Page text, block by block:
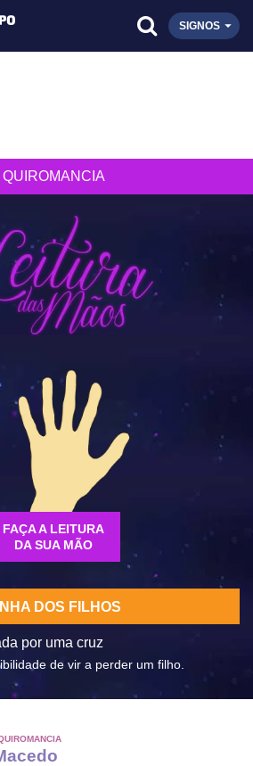
SIGNOS
QUIROMANCIA
FAÇA A LEITURA
DA SUA MÃO
DOS FILHOS
por uma cruz
de vir a perder um filho.